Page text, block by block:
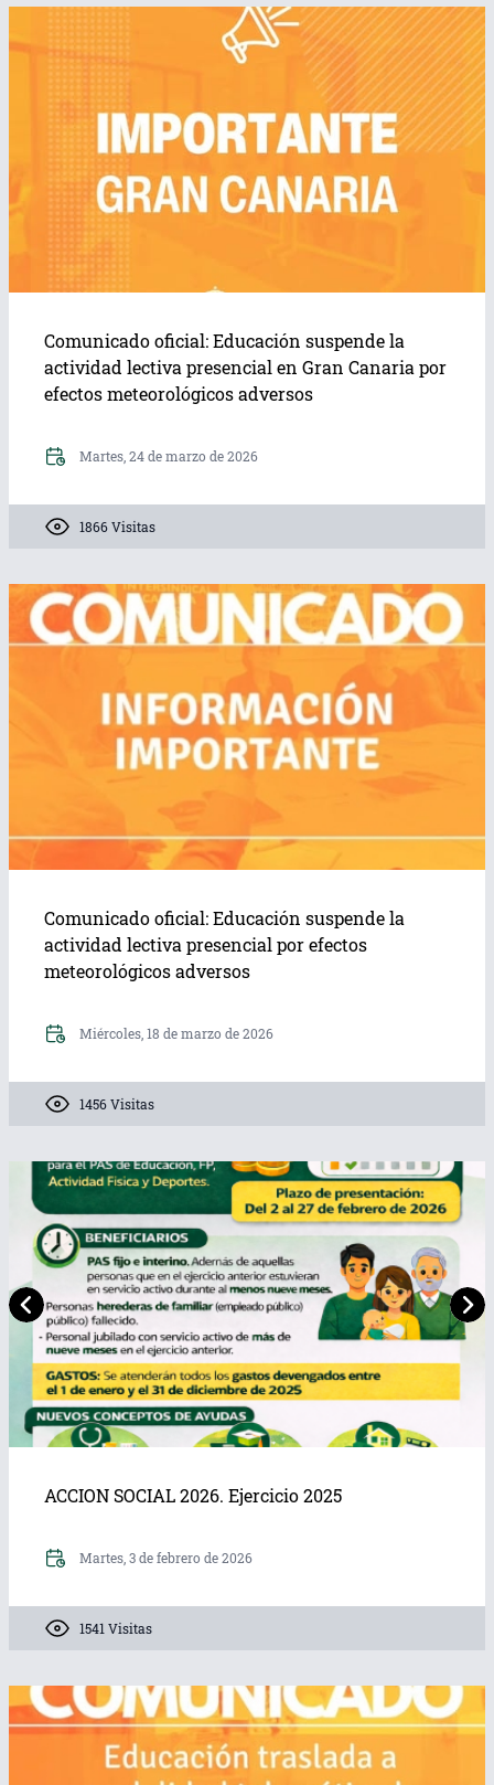
Comunicado oficial: Educación suspende la
actividad lectiva presencial en Gran Canaria por
efectos meteorológicos adversos
Martes, 24 de marzo de 2026
1866 Visitas
Comunicado oficial: Educación suspende la
actividad lectiva presencial por efectos
meteorológicos adversos
Miércoles, 18 de marzo de 2026
1456 Visitas
ACCION SOCIAL 2026. Ejercicio 2025
Martes, 3 de febrero de 2026
1541 Visitas